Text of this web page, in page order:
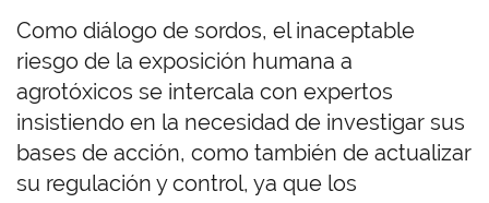
Como diálogo de sordos, el inaceptable
riesgo de la exposición humana a
agrotóxicos se intercala con expertos
insistiendo en la necesidad de investigar sus
bases de acción, como también de actualizar
su regulación y control, ya que los